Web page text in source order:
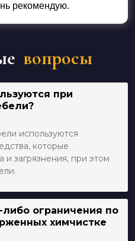
рекомендую.
вопросы
при
используются
которые
загрязнения, при этом
ограничения по
химчистке